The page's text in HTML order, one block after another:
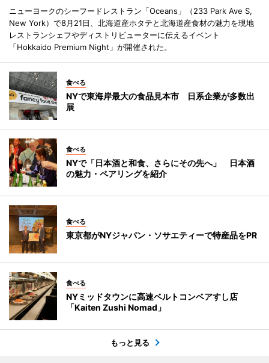
ニューヨークのシーフードレストラン「Oceans」（233 Park Ave S,
New York）で8月21日、北海道産ホタテと北海道産食材の魅力を現地
レストランシェフやディストリビューターに伝えるイベント
「Hokkaido Premium Night」が開催された。
食べる
NYで東海岸最大の食品見本市 日系企業が多数出
展
食べる
NYで「日本酒と和食、さらにその先へ」 日本酒
の魅力・ペアリングを紹介
食べる
東京都がNYジャパン・ソサエティーで特産品をPR
食べる
NYミッドタウンに高速ベルトコンベアすし店
「Kaiten Zushi Nomad」
もっと見る